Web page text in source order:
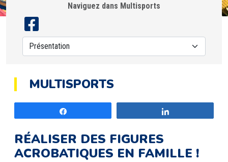
Naviguez dans Multisports
MULTISPORTS
RÉALISER DES FIGURES
ACROBATIQUES EN FAMILLE !